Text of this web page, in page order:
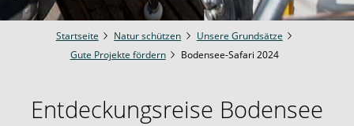
Startseite Natur schützen
Unsere Grundsätze
Gute Projekte fördern
Bodensee-Safari 2024
Entdeckungsreise Bodensee